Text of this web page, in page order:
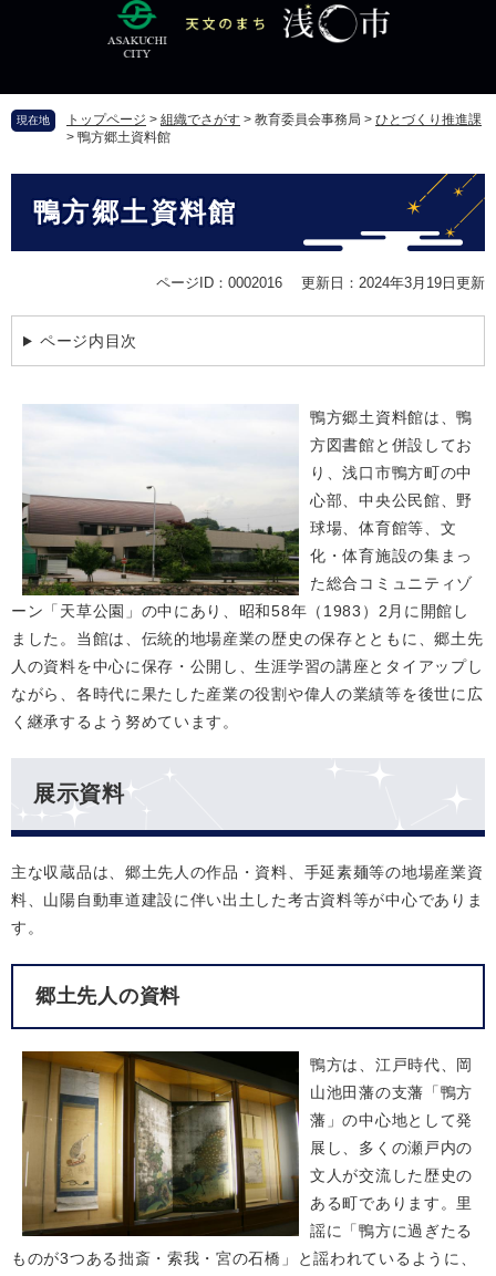
頭
す
飛
し
現在地 トップページ > 組織でさがす > 教育委員会事務局 > ひとづくり推進課
> 鴨方郷土資料館
鴨方郷土資料館
ページID：0002016 更新日：2024年3月19日更新
ページ内目次
鴨方郷土資料館は、鴨
方図書館と併設してお
り、浅口市鴨方町の中
心部、中央公民館、野
球場、体育館等、文
化・体育施設の集まっ
た総合コミュニティゾ
ーン「天草公園」の中にあり、昭和58年（1983）2月に開館し
ました。当館は、伝統的地場産業の歴史の保存とともに、郷土先
人の資料を中心に保存・公開し、生涯学習の講座とタイアップし
ながら、各時代に果たした産業の役割や偉人の業績等を後世に広
く継承するよう努めています。
展示資料
主な収蔵品は、郷土先人の作品・資料、手延素麺等の地場産業資
料、山陽自動車道建設に伴い出土した考古資料等が中心でありま
す。
郷土先人の資料
鴨方は、江戸時代、岡
山池田藩の支藩「鴨方
藩」の中心地として発
展し、多くの瀬戸内の
文人が交流した歴史の
ある町であります。里
謡に「鴨方に過ぎたる
ものが3つある拙斎・索我・宮の石橋」と謡われているように、